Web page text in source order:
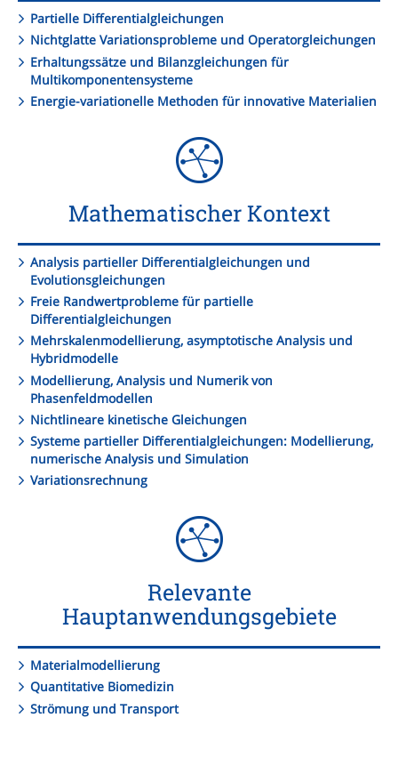
Partielle Differentialgleichungen
Nichtglatte Variationsprobleme und Operatorgleichungen
Erhaltungssätze und Bilanzgleichungen für
Multikomponentensysteme
Energie-variationelle Methoden für innovative Materialien
Mathematischer Kontext
Analysis partieller Differentialgleichungen und
Evolutionsgleichungen
Freie Randwertprobleme für partielle
Differentialgleichungen
Mehrskalenmodellierung, asymptotische Analysis und
Hybridmodelle
Modellierung, Analysis und Numerik von
Phasenfeldmodellen
Nichtlineare kinetische Gleichungen
Systeme partieller Differentialgleichungen: Modellierung,
numerische Analysis und Simulation
Variationsrechnung
Relevante
Hauptanwendungsgebiete
Materialmodellierung
Quantitative Biomedizin
Strömung und Transport